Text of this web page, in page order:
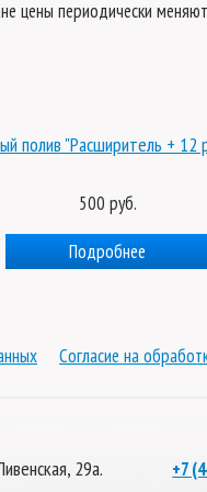
цены периодически
полив "Расширитель + 12
500 руб.
Подробнее
Согласие на
29а. +7